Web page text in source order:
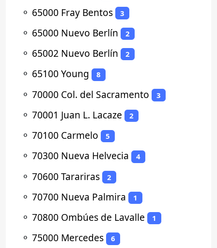
⚬ 65000 Fray Bentos 3
⚬ 65000 Nuevo Berlín 2
⚬ 65002 Nuevo Berlín 2
⚬ 65100 Young 8
⚬ 70000 Col. del Sacramento 3
⚬ 70001 Juan L. Lacaze 2
⚬ 70100 Carmelo 5
⚬ 70300 Nueva Helvecia 4
⚬ 70600 Tarariras 2
⚬ 70700 Nueva Palmira 1
⚬ 70800 Ombúes de Lavalle 1
⚬ 75000 Mercedes 6